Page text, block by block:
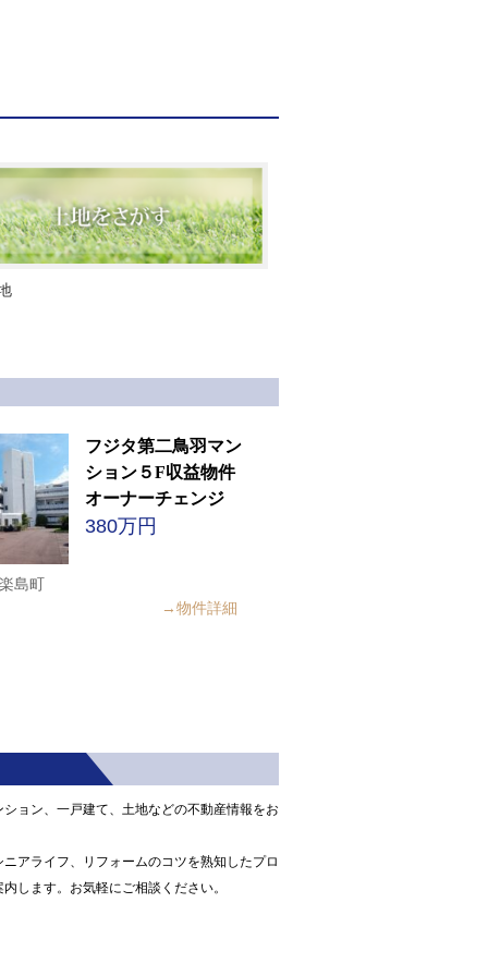
フジタ第二鳥羽マン
ション５F収益物件
オーナーチェンジ
380万円
島町
→物件詳細
ョン、一戸建て、土地などの不動産情報をお
アライフ、リフォームのコツを熟知したプロ
します。お気軽にご相談ください。